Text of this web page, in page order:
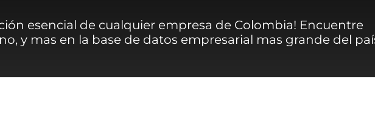
esencial de cualquier empresa de Colombia! Encuentre
y mas en la base de datos empresarial mas grande del